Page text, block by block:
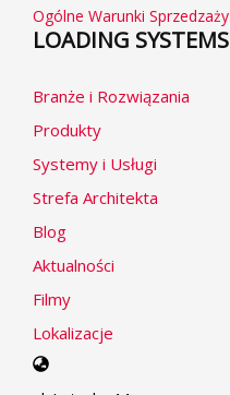
Ogólne Warunki Sprzedzaży
LOADING SYSTEMS
Branże i Rozwiązania
Produkty
Systemy i Usługi
Strefa Architekta
Blog
Aktualności
Filmy
Lokalizacje
Select